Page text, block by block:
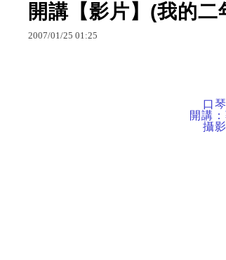
開講【影片】(我的
2007/01/25 01:25
口
開講
攝